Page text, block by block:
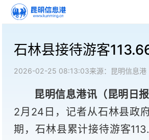
石林县接待游客
2026-02-25 08:13:03来源：昆明信息港
昆明信息港讯（昆明日
2月24日，记者从石林县政
期，石林县累计接待游客